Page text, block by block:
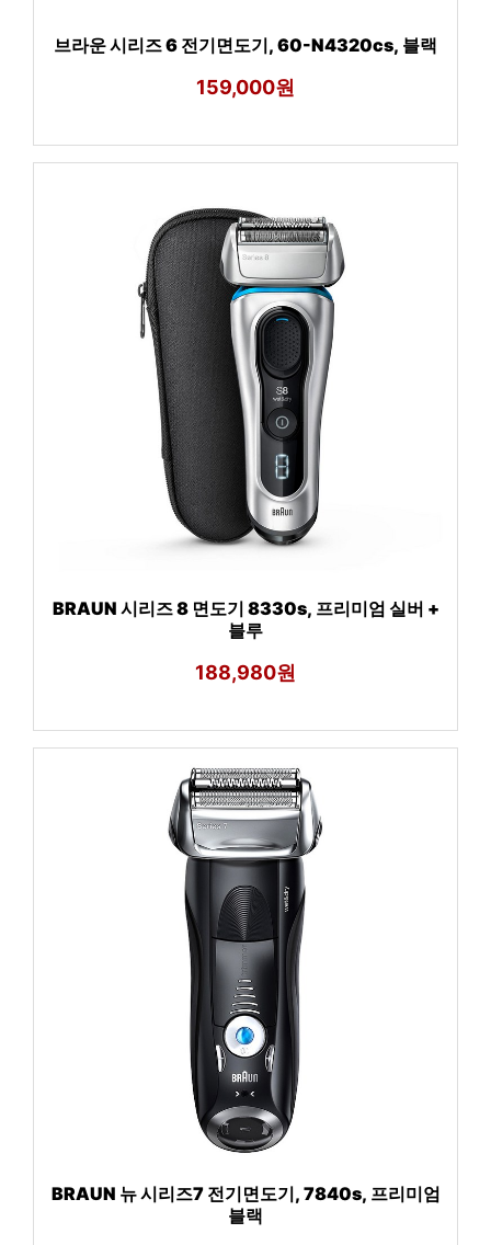
브라운 시리즈 6 전기면도기, 60-N4320cs, 블랙
159,000원
BRAUN 시리즈 8 면도기 8330s, 프리미엄 실버 +
블루
188,980원
BRAUN 뉴 시리즈7 전기면도기, 7840s, 프리미엄
블랙